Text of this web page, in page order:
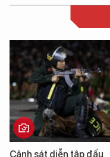
tập đấu